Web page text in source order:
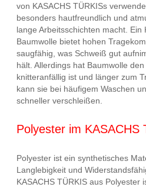
von KASACHS TÜRKISs
besonders hautfreundlich und
lange Arbeitsschichten macht. Ein
Baumwolle bietet hohen
saugfähig, was Schweiß gut
hält. Allerdings hat Baumwolle
knitteranfällig ist und länger zum
kann sie bei häufigem Waschen
schneller verschleißen.
Polyester im KASACHS
Polyester ist ein synthetisches
Langlebigkeit und
KASACHS TÜRKIS aus Polyester